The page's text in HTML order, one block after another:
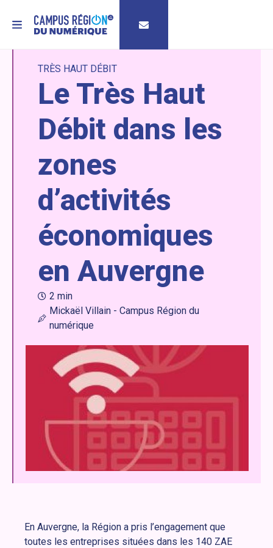
MENU
TRÈS HAUT DÉBIT
Le Très Haut
Débit dans les
zones
d’activités
économiques
en Auvergne
2 min
Mickaël Villain - Campus Région du
numérique
En Auvergne, la Région a pris l’engagement que
toutes les entreprises situées dans les 140 ZAE